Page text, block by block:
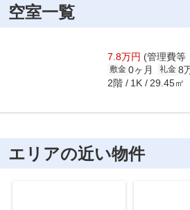
空室一覧
7.8万円 (管理費等
敷金 0ヶ月 礼金 8
2階 1K 29.45㎡
エリアの近い物件